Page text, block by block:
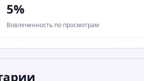
5%
Вовлеченность по просмотрам